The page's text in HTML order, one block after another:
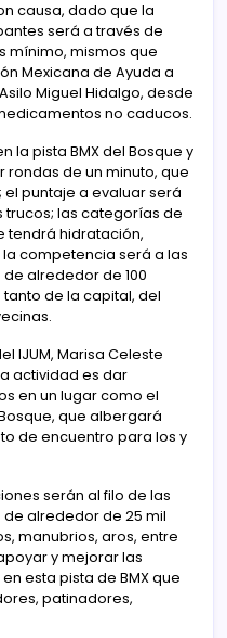
causa, dado que la
será a través de
mínimo, mismos que
Mexicana de Ayuda a
Miguel Hidalgo, desde
no caducos.
la pista BMX del Bosque y
de un minuto, que
puntaje a evaluar será
trucos; las categorías de
tendrá hidratación,
competencia será a las
de alrededor de 100
tanto de la capital, del
IJUM, Marisa Celeste
actividad es dar
en un lugar como el
que albergará
de encuentro para los y
serán al filo de las
de alrededor de 25 mil
manubrios, aros, entre
y mejorar las
esta pista de BMX que
patinadores,